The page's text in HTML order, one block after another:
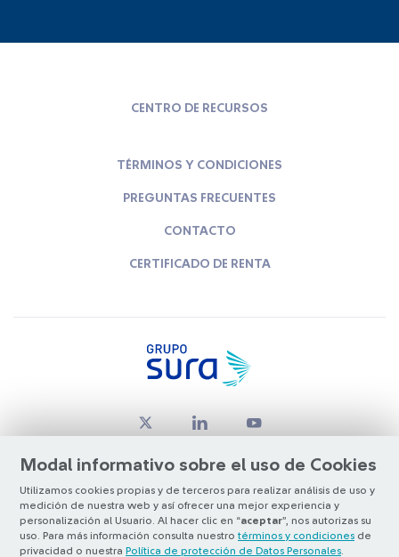
Modal informativo sobre el uso de Cookies
Utilizamos cookies propias y de terceros para realizar análisis de uso y
medición de nuestra web y así ofrecer una mejor experiencia y
personalización al Usuario. Al hacer clic en “aceptar”, nos autorizas su
uso. Para más información consulta nuestro términos y condiciones de
privacidad o nuestra Política de protección de Datos Personales
CENTRO DE RECURSOS
TÉRMINOS Y CONDICIONES
PREGUNTAS FRECUENTES
CONTACTO
CERTIFICADO DE RENTA
© Copyright Grupo SURA 2026